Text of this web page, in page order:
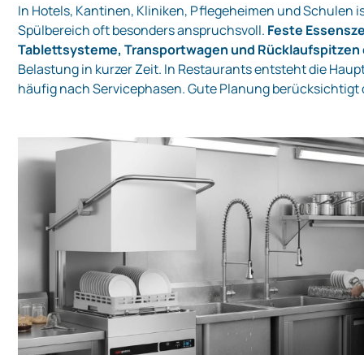
In Hotels, Kantinen, Kliniken, Pflegeheimen und Schulen
Spülbereich oft besonders anspruchsvoll. Feste
Tablettsysteme, Transportwagen und Rücklaufspitzen
Belastung in kurzer Zeit. In Restaurants entsteht die
häufig nach Servicephasen. Gute Planung berücksichtigt